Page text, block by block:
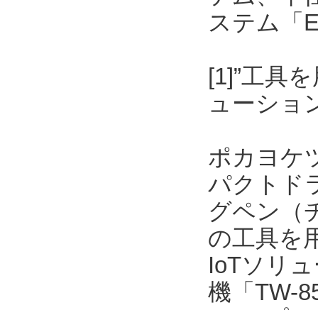
ステム「
[1]”工具
ューショ
ポカヨケ
パクトド
グペン（
の工具を
IoTソリ
機「TW-